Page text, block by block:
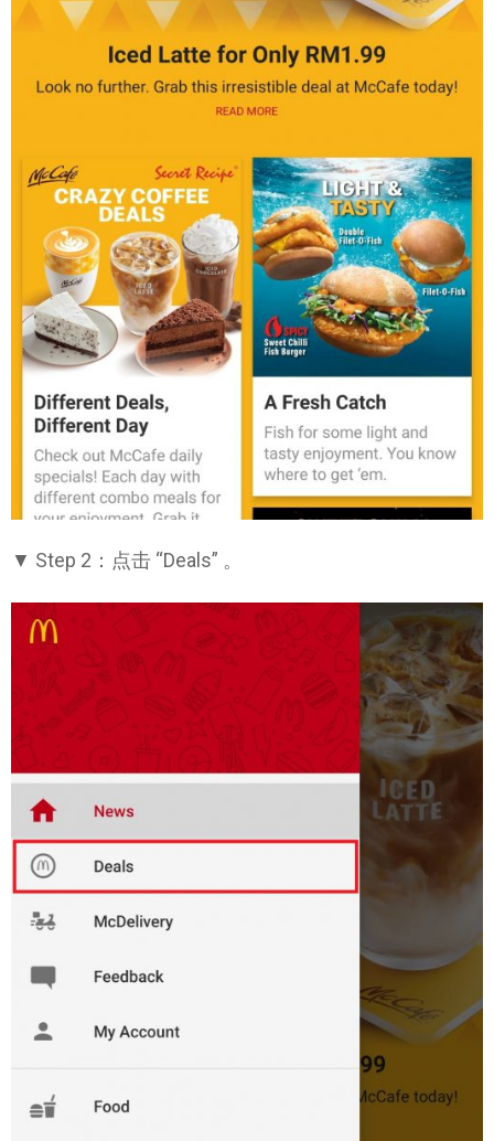
▼ Step 2：点击 “Deals” 。